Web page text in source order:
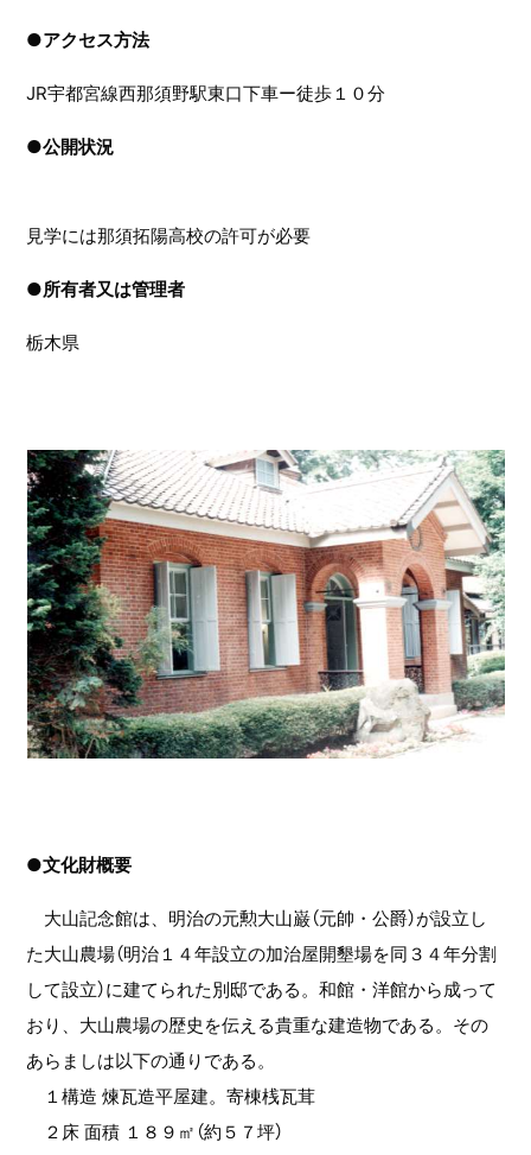
●アクセス方法
JR宇都宮線西那須野駅東口下車ー徒歩１０分
●公開状況
見学には那須拓陽高校の許可が必要
●所有者又は管理者
栃木県
●文化財概要
大山記念館は、明治の元勲大山巌（元帥・公爵）が設立し
た大山農場（明治１４年設立の加治屋開墾場を同３４年分割
して設立）に建てられた別邸である。和館・洋館から成って
おり、大山農場の歴史を伝える貴重な建造物である。その
あらましは以下の通りである。
１構造 煉瓦造平屋建。寄棟桟瓦茸
２床 面積 １８９㎡（約５７坪）